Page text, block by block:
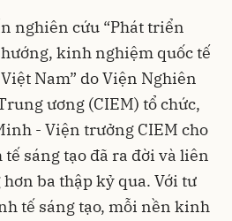
nghiên cứu “Phát triển
kinh nghiệm quốc tế
Nam” do Viện Nghiên
ương (CIEM) tổ chức,
- Viện trưởng CIEM cho
sáng tạo đã ra đời và liên
ba thập kỷ qua. Với tư
tế sáng tạo, mỗi nền kinh